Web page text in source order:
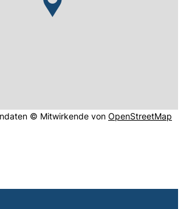
Link, öffnet neues Fenster).
© Mitwirkende von OpenStreetMap